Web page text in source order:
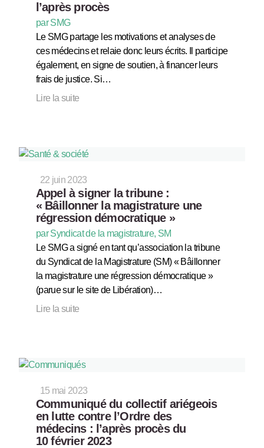
l’après procès
par SMG
Le SMG partage les motivations et analyses de
ces médecins et relaie donc leurs écrits. Il participe
également, en signe de soutien, à financer leurs
frais de justice. Si…
Lire la suite
22 juin 2023
Appel à signer la tribune :
« Bâillonner la magistrature une
régression démocratique »
par Syndicat de la magistrature, SM
Le SMG a signé en tant qu’association la tribune
du Syndicat de la Magistrature (SM) « Bâillonner
la magistrature une régression démocratique »
(parue sur le site de Libération)…
Lire la suite
15 mai 2023
Communiqué du collectif ariégeois
en lutte contre l’Ordre des
médecins : l’après procès du
10 février 2023